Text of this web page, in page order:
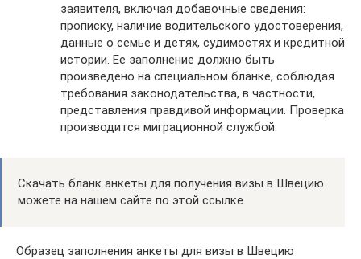
заявителя, включая добавочные сведения:
прописку, наличие водительского удостоверения,
данные о семье и детях, судимостях и кредитной
истории. Ее заполнение должно быть
произведено на специальном бланке, соблюдая
требования законодательства, в частности,
представления правдивой информации. Проверка
производится миграционной службой.
Скачать бланк анкеты для получения визы в Швецию
можете на нашем сайте по этой ссылке.
Образец заполнения анкеты для визы в Швецию